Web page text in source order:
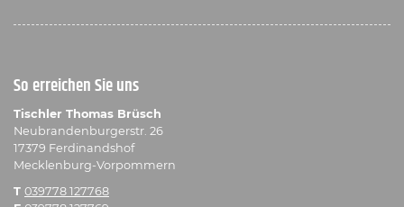
So erreichen Sie uns
Tischler Thomas Brüsch
Neubrandenburgerstr. 26
17379 Ferdinandshof
Mecklenburg-Vorpommern
T 039778 127768